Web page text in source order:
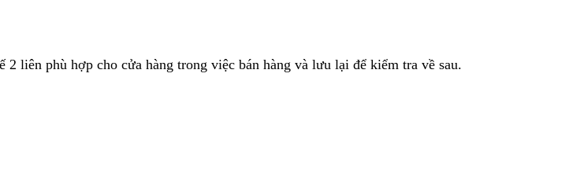
2 liên phù hợp cho cửa hàng trong việc bán hàng và lưu lại để kiểm tra về sau.